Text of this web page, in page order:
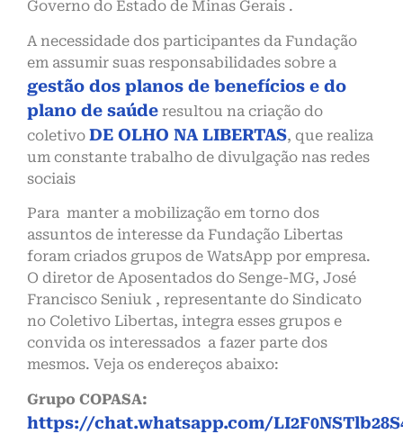
Governo do Estado de Minas Gerais .
A necessidade dos participantes da Fundação
em assumir suas responsabilidades sobre a
gestão dos planos de benefícios e do
plano de saúde resultou na criação do
coletivo DE OLHO NA LIBERTAS, que realiza
um constante trabalho de divulgação nas redes
sociais
Para manter a mobilização em torno dos
assuntos de interesse da Fundação Libertas
foram criados grupos de WatsApp por empresa.
O diretor de Aposentados do Senge-MG, José
Francisco Seniuk , representante do Sindicato
no Coletivo Libertas, integra esses grupos e
convida os interessados a fazer parte dos
mesmos. Veja os endereços abaixo:
Grupo COPASA:
https://chat.whatsapp.com/